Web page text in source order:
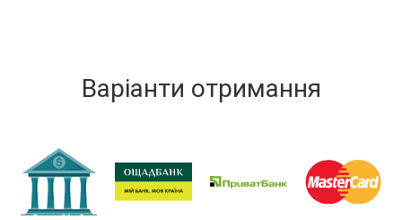
Варіанти отримання